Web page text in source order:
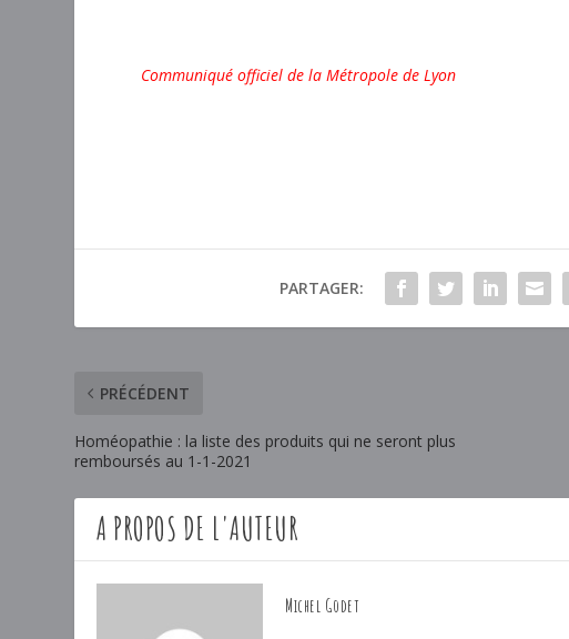
Communiqué officiel de la Métropole de Lyon
PARTAGER:
PRÉCÉDENT
Homéopathie : la liste des produits qui ne seront plus
remboursés au 1-1-2021
A PROPOS DE L'AUTEUR
Michel Godet